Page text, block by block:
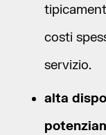
costi
servizio.
alta